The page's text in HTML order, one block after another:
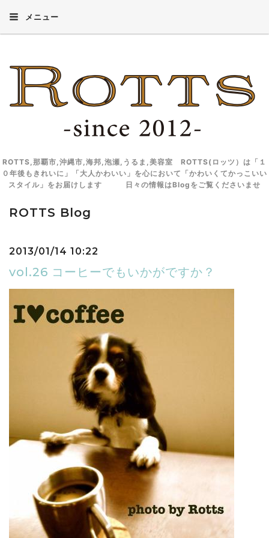
メニュー
ROTTS,那覇市,沖縄市,海邦,泡瀬,うるま,美容室 ROTTS(ロッツ）は「１
０年後もきれいに」「大人かわいい」を心において「かわいくてかっこいい
スタイル」をお届けします 日々の情報はBlogをご覧くださいませ
ROTTS Blog
2013/01/14 10:22
vol.26 コーヒーでもいかがですか？